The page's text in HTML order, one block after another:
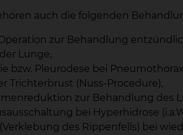
auch die folgenden
zur Behandlung
Lunge,
bzw. Pleurodese bei
Trichterbrust (Nuss-Procedure),
zur Behandlung des
bei Hyperhidrose
des Rippenfells) bei